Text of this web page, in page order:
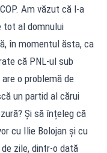
Am văzut că l-a
tot al domnului
în momentul ăsta, ca
că PNL-ul sub
o problemă de
un partid al cărui
Și să înțeleg că
cu Ilie Bolojan și cu
zile, dintr-o dată